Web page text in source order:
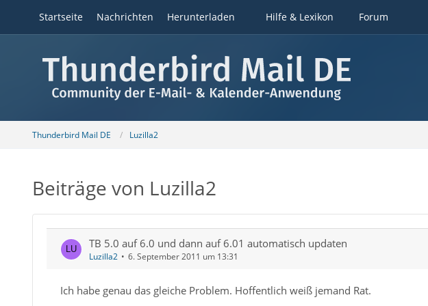
Startseite Nachrichten Herunterladen Hilfe & Lexikon Forum
Thunderbird Mail DE Luzilla2
Beiträge von Luzilla2
TB 5.0 auf 6.0 und dann auf 6.01 automatisch updaten
Luzilla2 6. September 2011 um 13:31
Ich habe genau das gleiche Problem. Hoffentlich weiß jemand Rat.